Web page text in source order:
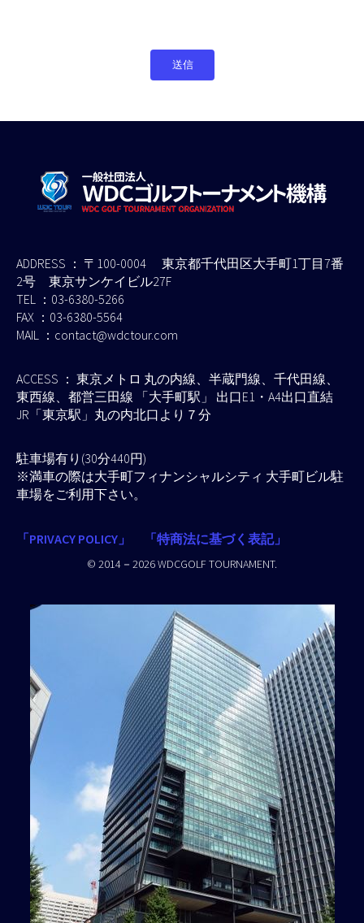
ADDRESS ： 〒100-0004 東京都千代田区大手町1丁目7番
2号 東京サンケイビル27F
TEL ：03-6380-5266
FAX ：03-6380-5564
MAIL ：contact@wdctour.com
ACCESS ： 東京メトロ 丸の内線、半蔵門線、千代田線、
東西線、都営三田線 「大手町駅」 出口E1・A4出口直結
JR「東京駅」丸の内北口より７分
駐車場有り(30分440円)
※満車の際は大手町フィナンシャルシティ 大手町ビル駐
車場をご利用下さい。
「PRIVACY POLICY」 「特商法に基づく表記」
© 2014－2026 WDCGOLF TOURNAMENT.